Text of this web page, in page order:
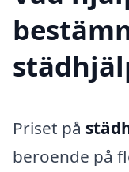
Priset på
beroende på